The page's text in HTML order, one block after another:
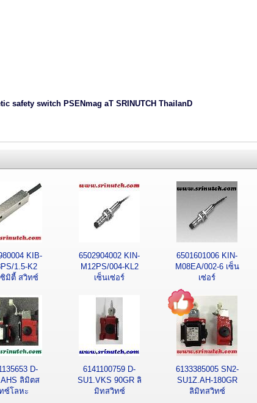
safety switch PSENmag aT SRINUTCH ThailanD
KIB-
1.5-K2
มิตี้ สวิทซ์
6502904002 KIN-
M12PS/004-KL2
เซ็นเซ่อร์
6501601006 KIN-
M08EA/002-6 เซ็น
เซ่อร์
D-
ลิมิตส
ซ์โลหะ
6141100759 D-
SU1.VKS 90GR ลิ
มิทสวิทซ์
6133385005 SN2-
SU1Z.AH-180GR
ลิมิทสวิทซ์